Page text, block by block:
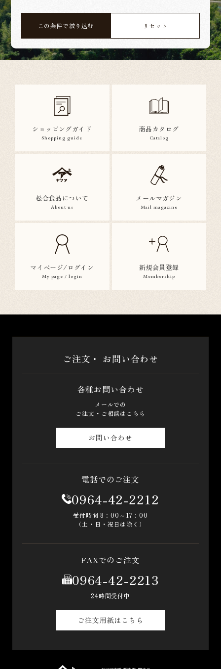
この条件で絞り込む リセット
ショッピングガイド
Shopping guide
商品カタログ
Catalog
松合食品について
About us
メールマガジン
Mail magazine
マイページ/ログイン
My page / login
新規会員登録
Membership
ご注文・ お問い合わせ
各種お問い合わせ
メールでの
ご注文・ご相談はこちら
お問い合わせ
電話でのご注文
0964-42-2212
受付時間 8：00～17：00
（土・日・祝日は除く）
FAXでのご注文
0964-42-2213
24時間受付中
ご注文用紙はこちら